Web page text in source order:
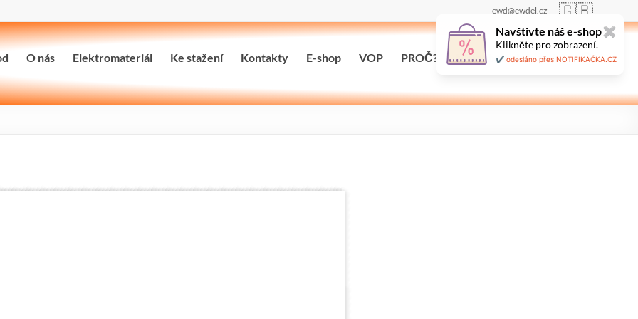
ewd@ewdel.cz 🇬🇧
O nás Elektromateriál Ke stažení Kontakty E-shop VOP PROČ? Maloobchodní prodej
Navštivte náš e-shop✖
Klikněte pro zobrazení.
✔️ odesláno přes NOTIFIKAČKA.CZ